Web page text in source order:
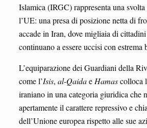
Islamica (IRGC) rappresenta una
l’UE: una presa di posizione netta di
accade in Iran, dove migliaia di
continuano a essere uccisi con estrema
L’equiparazione dei Guardiani della
come l’Isis, al-Qaidae Hamascolloca
iraniano in una categoria giuridica che
apertamente il carattere repressivo e
dell’Unione europea rispetto alle sue